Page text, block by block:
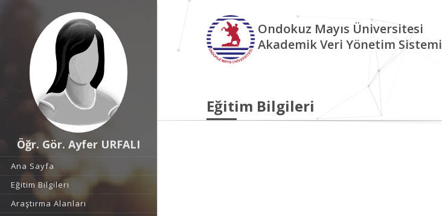
Öğr. Gör. Ayfer URFALI
Ana Sayfa
Eğitim Bilgileri
Araştırma Alanları
Ondokuz Mayıs Üniversitesi
Akademik Veri Yönetim Sistemi
Eğitim Bilgileri